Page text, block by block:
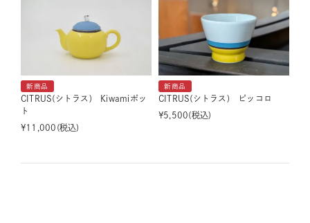
新商品
CITRUS(シトラス) Kiwamiポッ
ト
¥11,000 税込
新商品
CITRUS(シトラス) ピッコロ
¥5,500 税込